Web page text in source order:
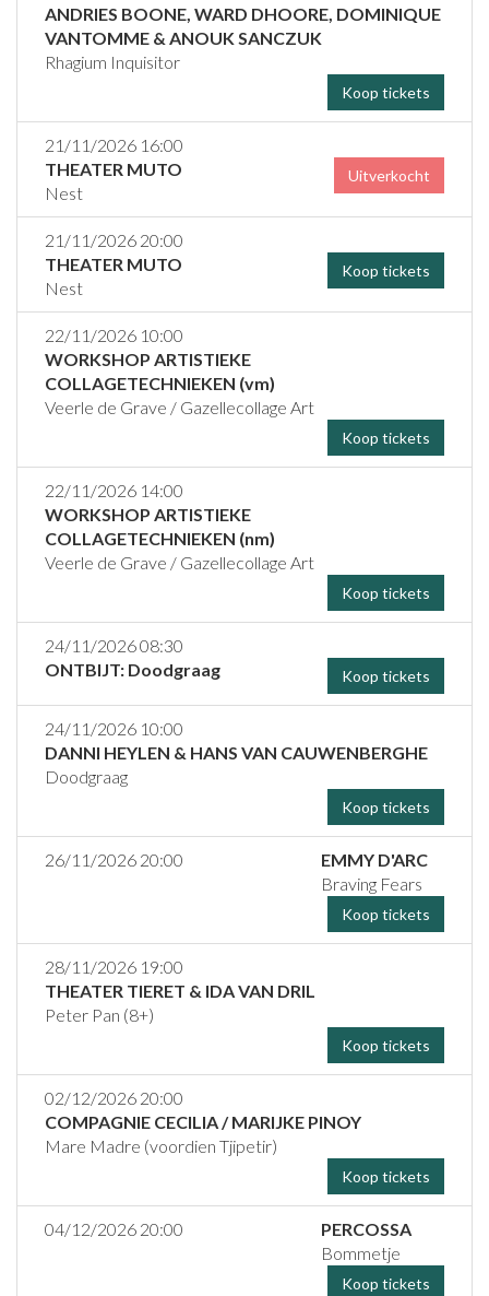
ANDRIES BOONE, WARD DHOORE, DOMINIQUE
VANTOMME & ANOUK SANCZUK
Rhagium Inquisitor
Koop tickets
21/11/2026 16:00
THEATER MUTO
Nest
Uitverkocht
21/11/2026 20:00
THEATER MUTO
Nest
Koop tickets
22/11/2026 10:00
WORKSHOP ARTISTIEKE
COLLAGETECHNIEKEN (vm)
Veerle de Grave / Gazellecollage Art
Koop tickets
22/11/2026 14:00
WORKSHOP ARTISTIEKE
COLLAGETECHNIEKEN (nm)
Veerle de Grave / Gazellecollage Art
Koop tickets
24/11/2026 08:30
ONTBIJT: Doodgraag
Koop tickets
24/11/2026 10:00
DANNI HEYLEN & HANS VAN CAUWENBERGHE
Doodgraag
Koop tickets
26/11/2026 20:00
EMMY D'ARC
Braving Fears
Koop tickets
28/11/2026 19:00
THEATER TIERET & IDA VAN DRIL
Peter Pan (8+)
Koop tickets
02/12/2026 20:00
COMPAGNIE CECILIA / MARIJKE PINOY
Mare Madre (voordien Tjipetir)
Koop tickets
04/12/2026 20:00
PERCOSSA
Bommetje
Koop tickets